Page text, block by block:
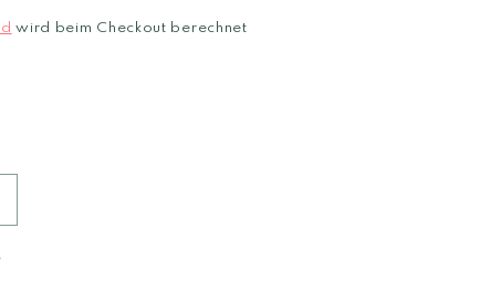
wird beim Checkout berechnet